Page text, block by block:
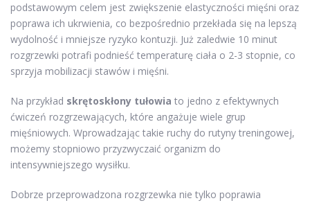
podstawowym celem jest zwiększenie elastyczności mięśni oraz
poprawa ich ukrwienia, co bezpośrednio przekłada się na lepszą
wydolność i mniejsze ryzyko kontuzji. Już zaledwie 10 minut
rozgrzewki potrafi podnieść temperaturę ciała o 2-3 stopnie, co
sprzyja mobilizacji stawów i mięśni.
Na przykład skrętoskłony tułowia to jedno z efektywnych
ćwiczeń rozgrzewających, które angażuje wiele grup
mięśniowych. Wprowadzając takie ruchy do rutyny treningowej,
możemy stopniowo przyzwyczaić organizm do
intensywniejszego wysiłku.
Dobrze przeprowadzona rozgrzewka nie tylko poprawia